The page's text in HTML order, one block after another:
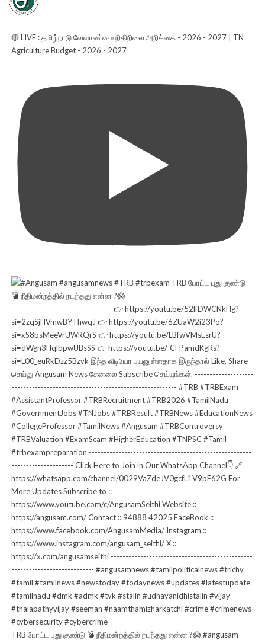
🔴 LIVE : தமிழ்நாடு வேளாண்மை நிதிநிலை அறிக்கை - 2026 - 2027 | TN
Agriculture Budget - 2026 - 2027
TRB போட்ட புது குண்டு 💣 நீதிமன்றத்தில் நடந்தது என்ன ?😱 #angusam